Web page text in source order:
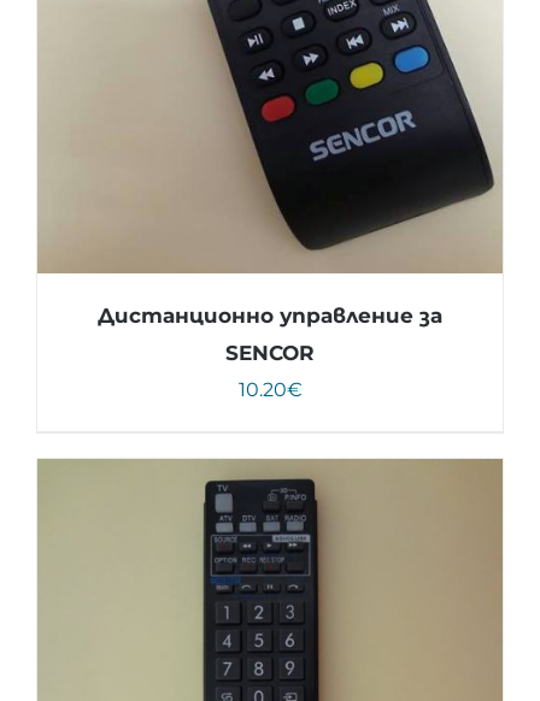
Дистанционно управление за
SENCOR
10.20€